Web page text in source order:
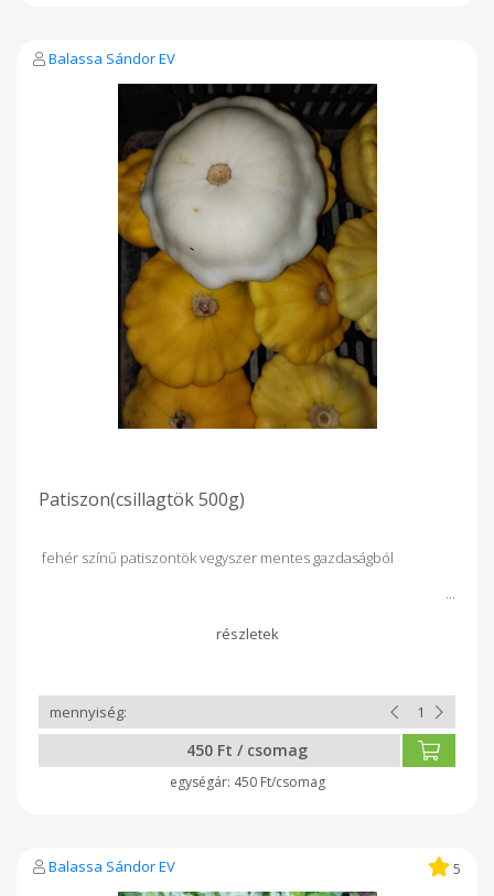
Balassa Sándor EV
Patiszon(csillagtök 500g)
fehér színű patiszontök vegyszer mentes gazdaságból
450 Ft / csomag
450 Ft/csomag
Balassa Sándor EV 5